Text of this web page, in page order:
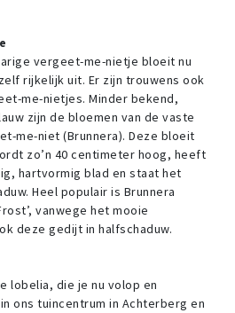
vergeet-me-nietje bloeit nu
rijkelijk uit. Er zijn trouwens ook
me-nietjes. Minder bekend,
zijn de bloemen van de vaste
me-niet (Brunnera). Deze bloeit
zo’n 40 centimeter hoog, heeft
hartvormig blad en staat het
Heel populair is Brunnera
vanwege het mooie
deze gedijt in halfschaduw.
lobelia, die je nu volop en
ons tuincentrum in Achterberg en